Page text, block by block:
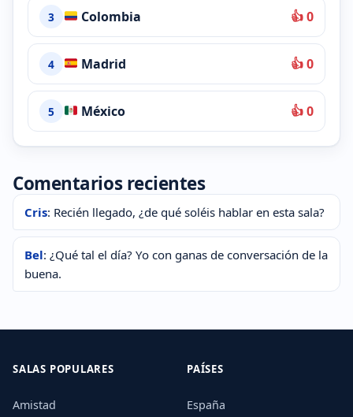
3 Colombia 👍 0
4 Madrid 👍 0
5 México 👍 0
Comentarios recientes
Cris: Recién llegado, ¿de qué soléis hablar en esta sala?
Bel: ¿Qué tal el día? Yo con ganas de conversación de la
buena.
SALAS POPULARES
Amistad
PAÍSES
España